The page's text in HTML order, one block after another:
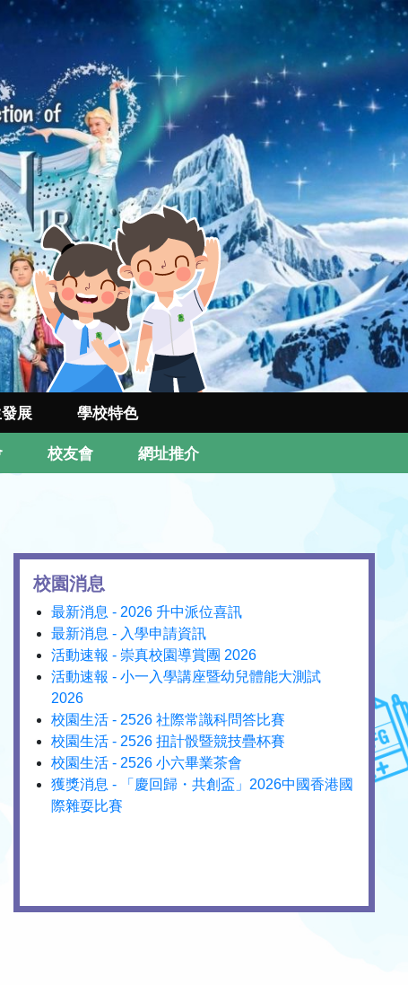
展 學校特色
校友會 網址推介
校園消息
最新消息 - 2026 升中派位喜訊
最新消息 - 入學申請資訊
活動速報 - 崇真校園導賞團 2026
活動速報 - 小一入學講座暨幼兒體能大測試
2026
校園生活 - 2526 社際常識科問答比賽
校園生活 - 2526 扭計骰暨競技疊杯賽
校園生活 - 2526 小六畢業茶會
獲獎消息 - 「慶回歸・共創盃」2026中國香港國
際雜耍比賽